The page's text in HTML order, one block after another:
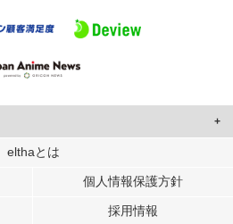
、ユーザーに合わせたコンテンツや広告の
各パートナーに提供しています。
elthaとは
個人情報保護方針
採用情報